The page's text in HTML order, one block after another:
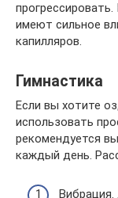
имеют сильное
капилляров.
Гимнастика
Если вы хотите
использовать
рекомендуется
каждый день.
Вибрация.